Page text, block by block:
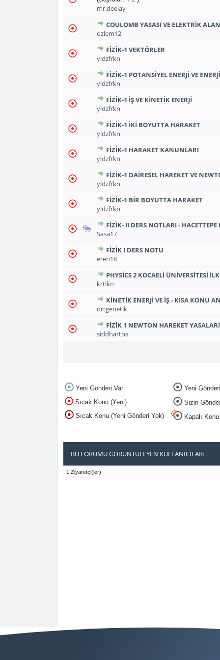
mr.deejay
COULOMB YASASI VE ELEKTRIK
ozlem12
0 Oy(lar) - Ortalama 5
123
FİZİK-1 VEKTÖRLER
yldzfrkn
0 Oy(lar) - Ortalama 5
FİZİK-1 POTANSİYEL ENERJİ VE
yldzfrkn
0 Oy(lar) - Ortalama 5
123
FİZİK-1 İŞ VE KİNETİK ENERJİ
yldzfrkn
0 Oy(lar) - Ortalama 5
FİZİK-1 İKİ BOYUTTA HARAKET
yldzfrkn
0 Oy(lar) - Ortalama 5
FİZİK-1 HARAKET KANUNLARI
yldzfrkn
0 Oy(lar) - Ortalama 5
FİZİK-1 DAİRESEL HAREKET VE
yldzfrkn
0 Oy(lar) - Ortalama 5
12 3
FİZİK-1 BİR BOYUTTA HARAKET
yldzfrkn
0 Oy(lar) - Ortalama 5
FIZIK- II DERS NOTLARI - HACETTEPE
Sasa17
0 Oy(lar) - Ortalama 5
123
FIZIK I DERS NOTU
eren18
PHYSICS 2 KOCAELI ÜNIVERSITESI
krtlkn
0 Oy(lar) - Ortalama 5
123
KINETIK ENERJI VE İŞ - KISA KONU
ortgenetik
0 Oy(lar) - Ortalama 5
1 23
FIZIK 1 NEWTON HAREKET YASALARI
siddhartha
0 Oy(lar) - Ortalama 5
1234
Yeni Gönderi Var
Sıcak Konu (Yeni)
Sıcak Konu (Yeni Gönderi Yok)
Yeni
Sizin
Kapalı Konu
BU FORUMU GÖRÜNTÜLEYEN KULLANICILAR:
1 Ziyaretçi(ler)